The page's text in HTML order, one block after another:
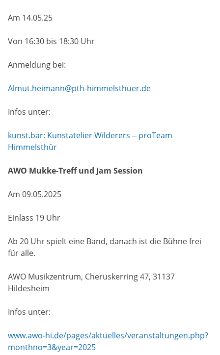
Am 14.05.25
Von 16:30 bis 18:30 Uhr
Anmeldung bei:
Almut.heimann@pth-himmelsthuer.de
Infos unter:
kunst.bar: Kunstatelier Wilderers – proTeam
Himmelsthür
AWO Mukke-Treff und Jam Session
Am 09.05.2025
Einlass 19 Uhr
Ab 20 Uhr spielt eine Band, danach ist die Bühne frei
für alle.
AWO Musikzentrum, Cheruskerring 47, 31137
Hildesheim
Infos unter:
www.awo-hi.de/pages/aktuelles/veranstaltungen.php?
monthno=3&year=2025